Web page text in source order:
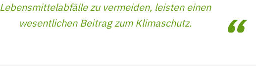
Lebensmittelabfälle zu vermeiden, leisten einen
wesentlichen Beitrag zum Klimaschutz.